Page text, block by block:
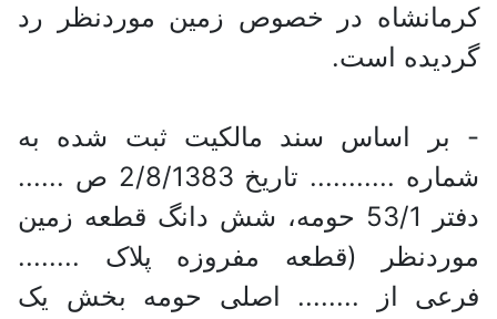
کرمانشاه در خصوص زمین موردنظر رد
گردیده است.
- بر اساس سند مالکیت ثبت شده به
شماره ........... تاریخ 2/8/1383 ص ......
دفتر 53/1 حومه، شش دانگ قطعه زمین
موردنظر (قطعه مفروزه پلاک ........
فرعی از ........ اصلی حومه بخش یک